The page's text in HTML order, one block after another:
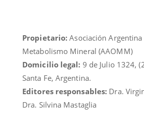
Propietario: Asociación
Metabolismo Mineral (AAOMM)
Domicilio legal: 9 de Julio 1324,
Santa Fe, Argentina.
Editores responsables: Dra.
Dra. Silvina Mastaglia